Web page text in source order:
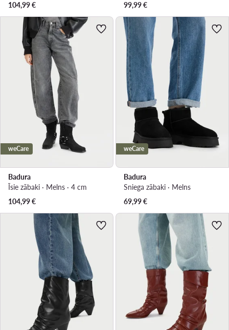
104,99€
99,99€
weCare
Badura
Īsie zābaki · Melns · 4 cm
104,99€
weCare
Badura
Sniega zābaki · Melns
69,99€